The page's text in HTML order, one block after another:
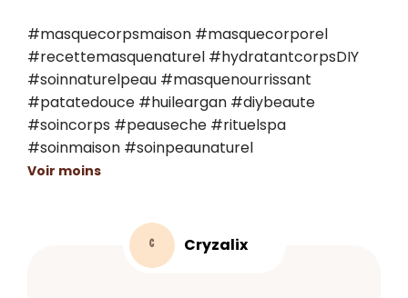
#masquecorpsmaison #masquecorporel
#recettemasquenaturel #hydratantcorpsDIY
#soinnaturelpeau #masquenourrissant
#patatedouce #huileargan #diybeaute
#soincorps #peauseche #rituelspa
#soinmaison #soinpeaunaturel
Voir moins
C Cryzalix